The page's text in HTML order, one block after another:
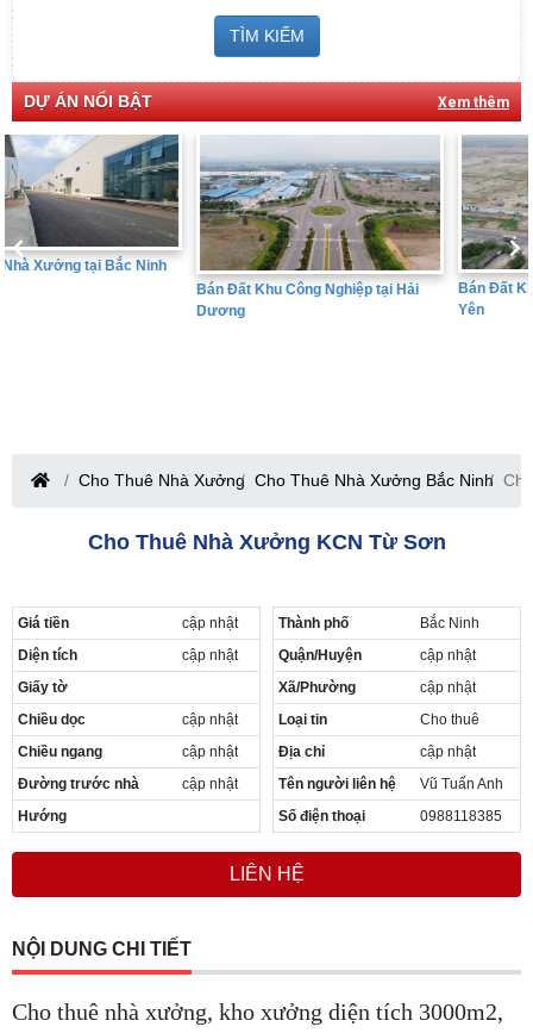
TÌM KIẾM
DỰ ÁN NỔI BẬT Xem thêm
Bán Đất Khu Công Nghiệp tại Hải
Bán Đất Khu Công Nghiệp tại Hưng
Cho Thuê Nhà Xưởng Cho Thuê Nhà Xưởng Bắc Ninh
Cho Thuê Nhà Xưởng KCN Từ Sơn
Giá tiền
cập nhật
Diện tích
cập nhật
Giấy tờ
Chiều dọc
cập nhật
Chiều ngang
cập nhật
Đường trước nhà
cập nhật
Hướng
Thành phố
Bắc Ninh
Quận/Huyện
cập nhật
Xã/Phường
cập nhật
Loại tin
Cho thuê
Địa chỉ
cập nhật
Tên người liên hệ
Vũ Tuấn Anh
Số điện thoại
0988118385
LIÊN HỆ
NỘI DUNG CHI TIẾT
Cho thuê nhà xưởng, kho xưởng diện tích 3000m2,